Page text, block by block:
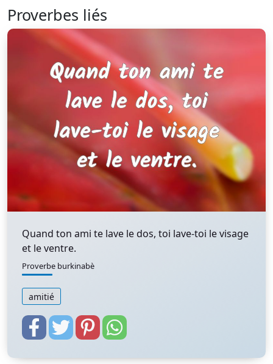
Proverbes liés
Quand ton ami te lave le dos, toi lave-toi le visage
et le ventre.
Proverbe burkinabè
amitié